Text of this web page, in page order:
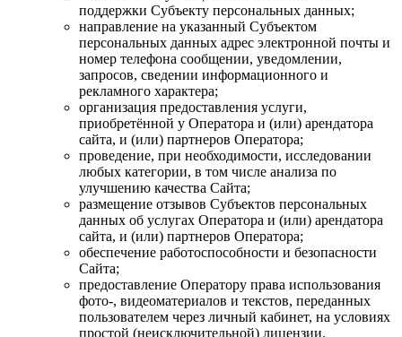
поддержки Субъекту персональных данных;
направление на указанный Субъектом
персональных данных адрес электронной почты и
номер телефона сообщении, уведомлении,
запросов, сведении информационного и
рекламного характера;
организация предоставления услуги,
приобретённой у Оператора и (или) арендатора
сайта, и (или) партнеров Оператора;
проведение, при необходимости, исследовании
любых категории, в том числе анализа по
улучшению качества Сайта;
размещение отзывов Субъектов персональных
данных об услугах Оператора и (или) арендатора
сайта, и (или) партнеров Оператора;
обеспечение работоспособности и безопасности
Сайта;
предоставление Оператору права использования
фото-, видеоматериалов и текстов, переданных
пользователем через личный кабинет, на условиях
простой (неисключительной) лицензии.